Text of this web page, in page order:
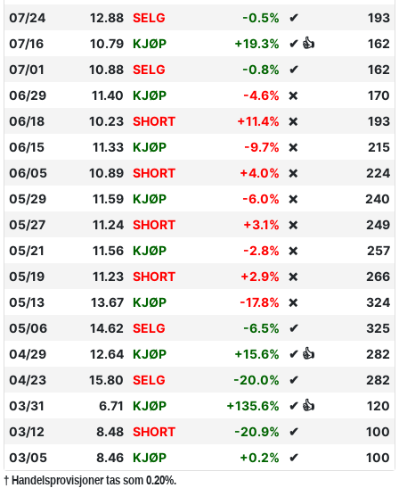
07/24
12.88 SELG -0.5% ✔
193
07/16
10.79 KJØP +19.3% ✔ 👍
162
07/01
10.88 SELG -0.8% ✔
162
06/29
11.40 KJØP -4.6% ❌
170
06/18
10.23 SHORT +11.4% ❌
193
06/15
11.33 KJØP -9.7% ❌
215
06/05
10.89 SHORT +4.0% ❌
224
05/29
11.59 KJØP -6.0% ❌
240
05/27
11.24 SHORT +3.1% ❌
249
05/21
11.56 KJØP -2.8% ❌
257
05/19
11.23 SHORT +2.9% ❌
266
05/13
13.67 KJØP -17.8% ❌
324
05/06
14.62 SELG -6.5% ✔
325
04/29
12.64 KJØP +15.6% ✔ 👍
282
04/23
15.80 SELG -20.0% ✔
282
03/31
6.71 KJØP +135.6% ✔ 👍
120
03/12
8.48 SHORT -20.9% ✔
100
03/05
8.46 KJØP +0.2% ✔ 100
† Handelsprovisjoner tas som 0.20%.